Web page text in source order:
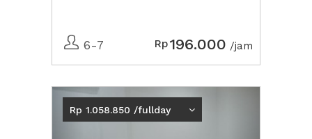
6-7 Rp196.000 /jam
Previous
Rp 1.058.850 /fullday